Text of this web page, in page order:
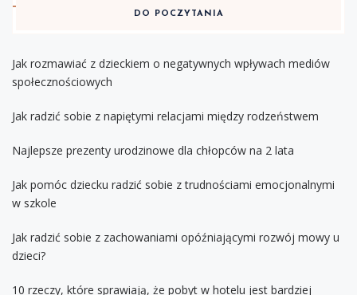
DO POCZYTANIA
Jak rozmawiać z dzieckiem o negatywnych wpływach mediów
społecznościowych
Jak radzić sobie z napiętymi relacjami między rodzeństwem
Najlepsze prezenty urodzinowe dla chłopców na 2 lata
Jak pomóc dziecku radzić sobie z trudnościami emocjonalnymi
w szkole
Jak radzić sobie z zachowaniami opóźniającymi rozwój mowy u
dzieci?
10 rzeczy, które sprawiają, że pobyt w hotelu jest bardziej